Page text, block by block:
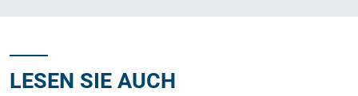
LESEN SIE AUCH